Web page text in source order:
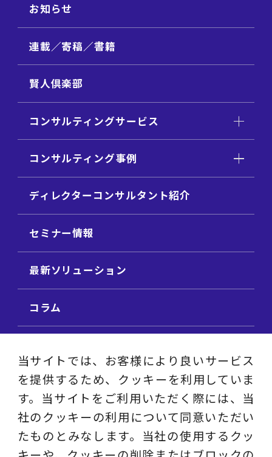
お知らせ
連載／寄稿／書籍
賢人倶楽部
コンサルティングサービス
コンサルティング事例
ディレクターコンサルタント紹介
セミナー情報
最新ソリューション
コラム
ビジネステーマ解説集
動画ライブラリ
当サイトでは、お客様により良いサービス
を提供するため、クッキーを利用していま
す。当サイトをご利用いただく際には、当
社のクッキーの利用について同意いただい
たものとみなします。当社の使用するクッ